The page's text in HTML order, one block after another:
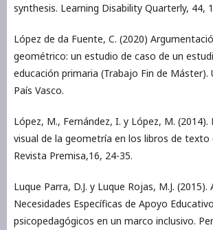
synthesis. Learning Disability Quarterly, 44,
López de da Fuente, C. (2020)
geométrico: un estudio de caso de un
educación primaria (Trabajo Fin de Máster).
País Vasco.
López, M., Fernández, I. y López, M.
visual de la geometría en los libros de texto
Revista Premisa,16, 24-35.
Luque Parra, D.J. y Luque Rojas, M.J.
Necesidades Específicas de Apoyo
psicopedagógicos en un marco inclusivo.